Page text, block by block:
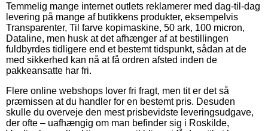
Temmelig mange internet outlets reklamerer med dag-til-dag
levering på mange af butikkens produkter, eksempelvis
Transparenter, Til farve kopimaskine, 50 ark, 100 micron,
Dataline, men husk at det afhænger af at bestillingen
fuldbyrdes tidligere end et bestemt tidspunkt, sådan at de
med sikkerhed kan nå at få ordren afsted inden de
pakkeansatte har fri.
Flere online webshops lover fri fragt, men tit er det så
præmissen at du handler for en bestemt pris. Desuden
skulle du overveje den mest prisbevidste leveringsudgave,
der ofte – uafhængig om man befinder sig i Roskilde,